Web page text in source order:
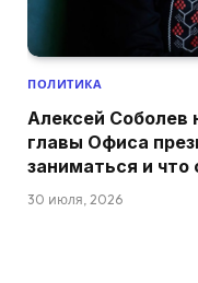
ПОЛИТИКА
Алексей Соболев
главы Офиса
заниматься и что
30 июля, 2026